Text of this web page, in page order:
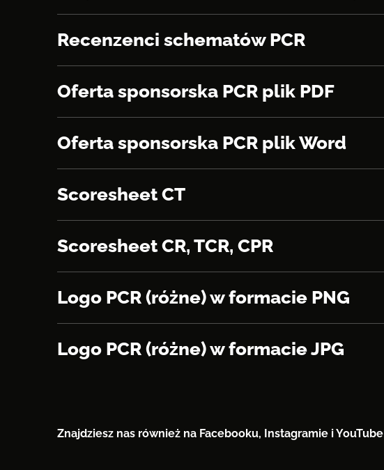
Recenzenci schematów PCR
Oferta sponsorska PCR plik PDF
Oferta sponsorska PCR plik Word
Scoresheet CT
Scoresheet CR, TCR, CPR
Logo PCR (różne) w formacie PNG
Logo PCR (różne) w formacie JPG
Znajdziesz nas również na Facebooku, Instagramie i